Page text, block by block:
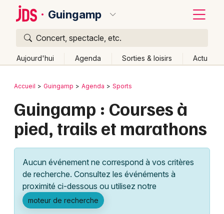
Guingamp
Concert, spectacle, etc.
Aujourd'hui Agenda Sorties & loisirs Actu
Publier un événement
Grands événements
Activité & Expérience
Manifestations
Bordeaux
Colmar
Lille
Lyon
Marseille
Mulhouse
Retour
Accueil Guingamp Agenda Sports
Guingamp : Courses à
pied, trails et marathons
Aucun événement ne correspond à vos critères
de recherche. Consultez les événéments à
proximité ci-dessous ou utilisez notre
moteur de recherche
Quoi ?
Où ?
Partout
Près de moi Changer de lieu
Quand ?
Effacer les dates
Aujourd'hui
Demain Ce week-end Autre